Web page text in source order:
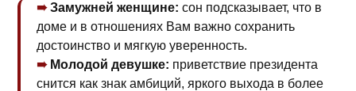
Замужней женщине: сон подсказывает, что в
доме и в отношениях Вам важно сохранить
достоинство и мягкую уверенность.
Молодой девушке: приветствие президента
снится как знак амбиций, яркого выхода в более